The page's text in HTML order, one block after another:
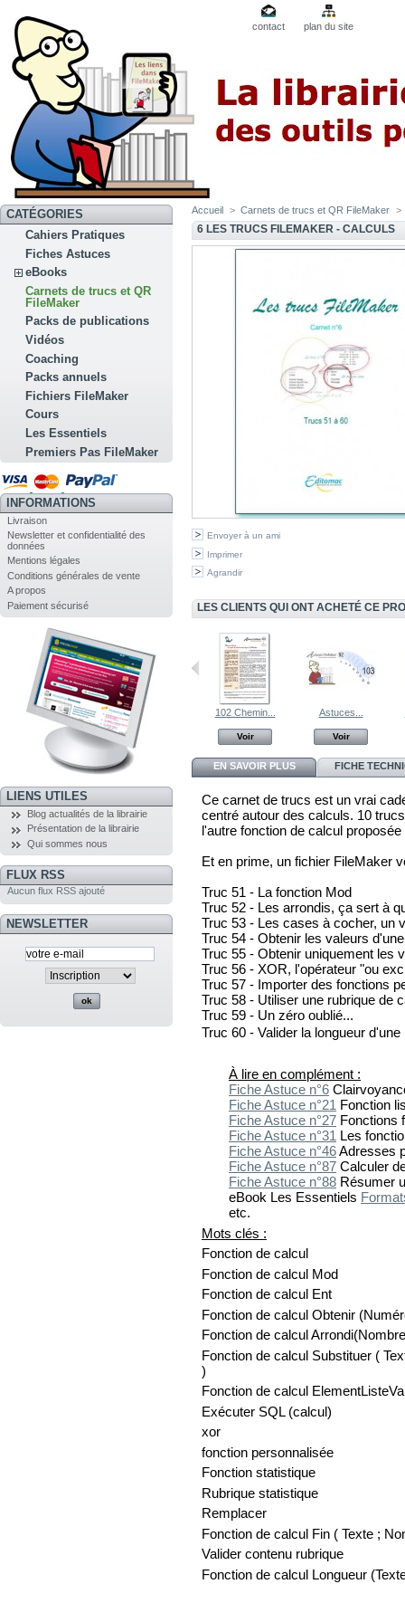
contact plan du site
CATÉGORIES
Cahiers Pratiques
Fiches Astuces
eBooks
Carnets de trucs et QR
FileMaker
Packs de publications
Vidéos
Coaching
Packs annuels
Fichiers FileMaker
Cours
Les Essentiels
Premiers Pas FileMaker
INFORMATIONS
Livraison
Newsletter et confidentialité des
données
Mentions légales
Conditions générales de vente
A propos
Paiement sécurisé
LIENS UTILES
Blog actualités de la librairie
Présentation de la librairie
Qui sommes nous
FLUX RSS
Aucun flux RSS ajouté
NEWSLETTER
Accueil > Carnets de trucs et QR FileMaker >
6 LES TRUCS FILEMAKER - CALCULS
Envoyer à un ami
Imprimer
Agrandir
LES CLIENTS QUI ONT ACHETÉ CE
5 Les trucs...
Voir
Astuces... 102 Chemin...
Voir
Astuces...
Voir
EN SAVOIR PLUS FICHE
Ce carnet de trucs est un vrai
centré autour des calculs. 10
l'autre fonction de calcul
Et en prime, un fichier FileMaker
Truc 51 - La fonction Mod
Truc 52 - Les arrondis, ça sert à
Truc 53 - Les cases à cocher, un
Truc 54 - Obtenir les valeurs
Truc 55 - Obtenir uniquement les
Truc 56 - XOR, l'opérateur "ou
Truc 57 - Importer des fonctions
Truc 58 - Utiliser une rubrique de
Truc 59 - Un zéro oublié...
Truc 60 - Valider la longueur
À lire en complément :
Fiche Astuce n°6
Fiche Astuce n°21 Fonction
Fiche Astuce n°27 Fonctions
Fiche Astuce n°31 Les
Fiche Astuce n°46Adresses
Fiche Astuce n°87 Calculer
Fiche Astuce n°88 Résumer
eBook Les Essentiels
etc.
Mots clés :
Fonction de calcul
Fonction de calcul Mod
Fonction de calcul Ent
Fonction de calcul Obtenir
Fonction de calcul
Fonction de calcul Substituer (
)
Fonction de calcul
Exécuter SQL (calcul)
xor
fonction personnalisée
Fonction statistique
Rubrique statistique
Remplacer
Fonction de calcul Fin ( Texte ;
Valider contenu rubrique
Fonction de calcul Longueur